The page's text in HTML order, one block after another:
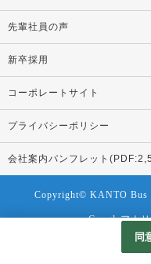
先輩社員の声
新卒採用
コーポレートサイト
プライバシーポリシー
会社案内パンフレット
Copyright© KANTO Bus
Googleアナ
同